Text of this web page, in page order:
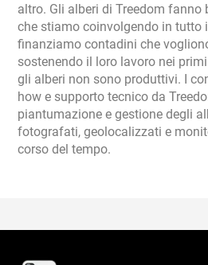
altro. Gli alberi di Treedom fanno
che stiamo coinvolgendo in tutto
finanziamo contadini che
sostenendo il loro lavoro nei
gli alberi non sono produttivi. I
how e supporto tecnico da
piantumazione e gestione degli
fotografati, geolocalizzati e
corso del tempo.